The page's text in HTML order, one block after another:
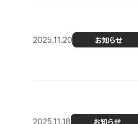
2025.11.20 お知らせ
2025.11.18 お知らせ